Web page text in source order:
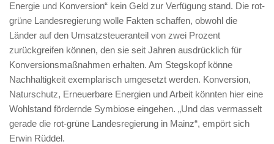
Energie und Konversion“ kein Geld zur Verfügung stand. Die rot-
grüne Landesregierung wolle Fakten schaffen, obwohl die
Länder auf den Umsatzsteueranteil von zwei Prozent
zurückgreifen können, den sie seit Jahren ausdrücklich für
Konversionsmaßnahmen erhalten. Am Stegskopf könne
Nachhaltigkeit exemplarisch umgesetzt werden. Konversion,
Naturschutz, Erneuerbare Energien und Arbeit könnten hier eine
Wohlstand fördernde Symbiose eingehen. „Und das vermasselt
gerade die rot-grüne Landesregierung in Mainz“, empört sich
Erwin Rüddel.